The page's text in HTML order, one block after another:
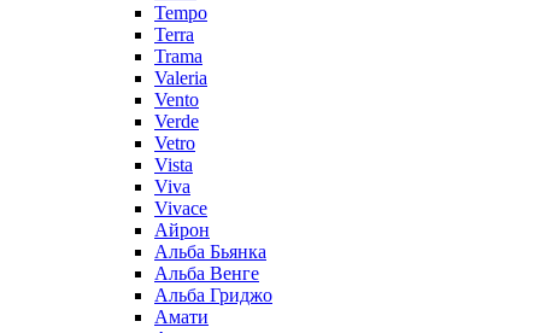
Tempo
Terra
Trama
Valeria
Vento
Verde
Vetro
Vista
Viva
Vivace
Айрон
Альба Бьянка
Альба Венге
Альба Гриджо
Амати